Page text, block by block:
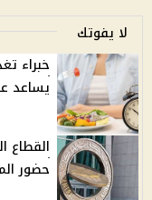
لا يفوتك
خبراء
يساعد
القطاع
حضور